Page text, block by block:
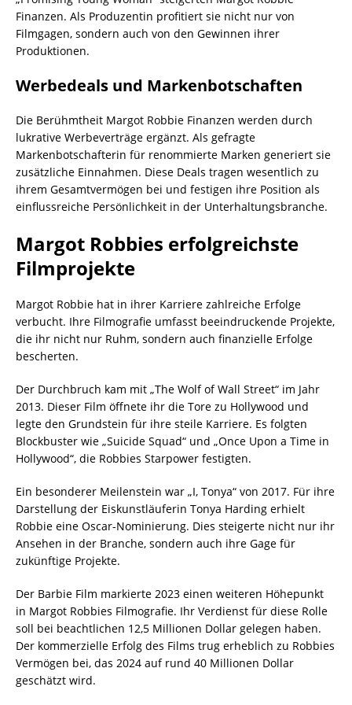
Finanzen. Als Produzentin profitiert sie nicht nur von
Filmgagen, sondern auch von den Gewinnen ihrer
Produktionen.
Werbedeals und Markenbotschaften
Die Berühmtheit Margot Robbie Finanzen werden durch
lukrative Werbeverträge ergänzt. Als gefragte
Markenbotschafterin für renommierte Marken generiert sie
zusätzliche Einnahmen. Diese Deals tragen wesentlich zu
ihrem Gesamtvermögen bei und festigen ihre Position als
einflussreiche Persönlichkeit in der Unterhaltungsbranche.
Margot Robbies erfolgreichste
Filmprojekte
Margot Robbie hat in ihrer Karriere zahlreiche Erfolge
verbucht. Ihre Filmografie umfasst beeindruckende Projekte,
die ihr nicht nur Ruhm, sondern auch finanzielle Erfolge
bescherten.
Der Durchbruch kam mit „The Wolf of Wall Street“ im Jahr
2013. Dieser Film öffnete ihr die Tore zu Hollywood und
legte den Grundstein für ihre steile Karriere. Es folgten
Blockbuster wie „Suicide Squad“ und „Once Upon a Time in
Hollywood“, die Robbies Starpower festigten.
Ein besonderer Meilenstein war „I, Tonya“ von 2017. Für ihre
Darstellung der Eiskunstläuferin Tonya Harding erhielt
Robbie eine Oscar-Nominierung. Dies steigerte nicht nur ihr
Ansehen in der Branche, sondern auch ihre Gage für
zukünftige Projekte.
Der Barbie Film markierte 2023 einen weiteren Höhepunkt
in Margot Robbies Filmografie. Ihr Verdienst für diese Rolle
soll bei beachtlichen 12,5 Millionen Dollar gelegen haben.
Der kommerzielle Erfolg des Films trug erheblich zu Robbies
Vermögen bei, das 2024 auf rund 40 Millionen Dollar
geschätzt wird.